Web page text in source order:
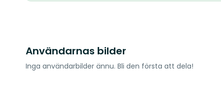
Användarnas bilder
Inga användarbilder ännu. Bli den första att dela!